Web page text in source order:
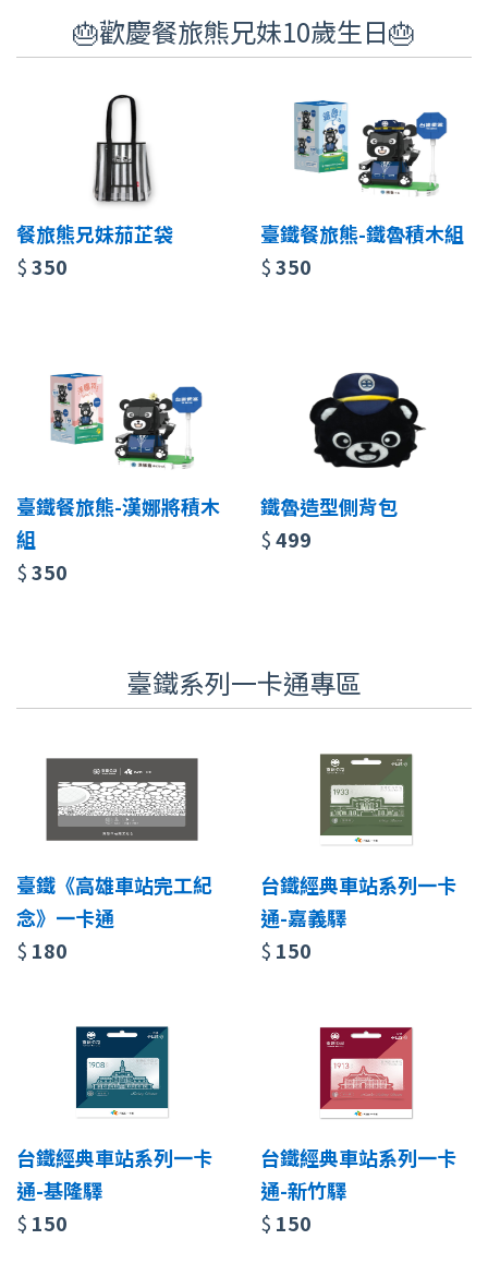
🎂歡慶餐旅熊兄妹10歲生日🎂
餐旅熊兄妹茄芷袋
$350
臺鐵餐旅熊-鐵魯積木組
$350
臺鐵餐旅熊-漢娜將積木
組
$350
鐵魯造型側背包
$499
臺鐵系列一卡通專區
臺鐵《高雄車站完工紀
念》一卡通
$ 180
台鐵經典車站系列一卡
通-嘉義驛
$ 150
台鐵經典車站系列一卡
通-基隆驛
$ 150
台鐵經典車站系列一卡
通-新竹驛
$ 150